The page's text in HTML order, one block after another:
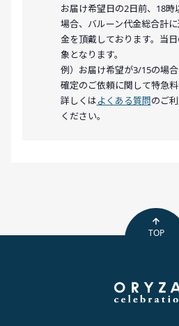
お届け希望日の2日前、18
場合、バルーン代金総合計
金を頂戴しております。当
象となります。
例）お届け希望が3/15の場
確定のご依頼に関して特急料
詳しくはよくある質問のご
ください。
TOP